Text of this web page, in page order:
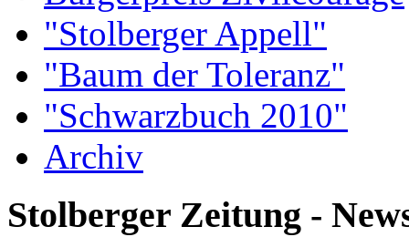
"Stolberger Appell"
"Baum der Toleranz"
"Schwarzbuch 2010"
Archiv
Stolberger Zeitung -